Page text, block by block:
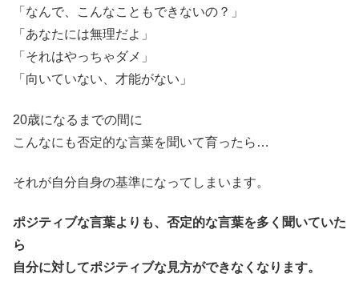
「なんで、こんなこともできないの？」
「あなたには無理だよ」
「それはやっちゃダメ」
「向いていない、才能がない」
20歳になるまでの間に
こんなにも否定的な言葉を聞いて育ったら…
それが自分自身の基準になってしまいます。
ポジティブな言葉よりも、否定的な言葉を多く聞いていた
ら
自分に対してポジティブな見方ができなくなります。